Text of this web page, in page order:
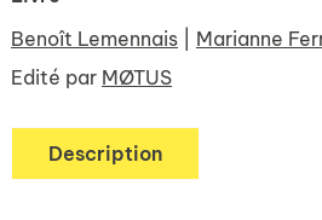
Benoît Lemennais
Marianne
Edité par MØTUS
Description